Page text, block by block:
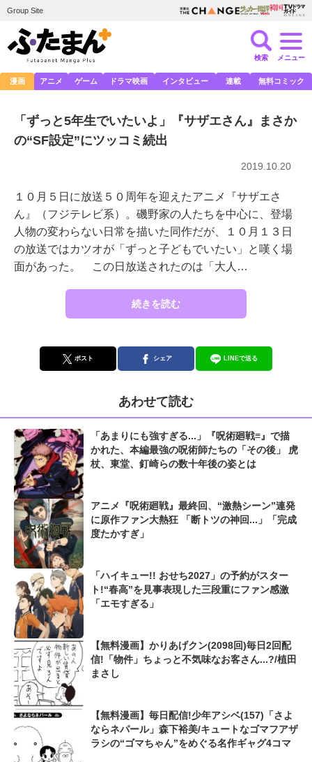
Group Site
検索 メニュー
漫画 アニメ ゲーム ドラマ映画 インタビュー 連載 無料コミック
「ずっと5年生でいたいよ」『サザエさん』まさか
の“SF設定”にツッコミ続出
2019.10.20
１０月５日に放送５０周年を迎えたアニメ『サザエさ
ん』（フジテレビ系）。磯野家の人たちを中心に、登場
人物の変わらない日常を描いた同作だが、１０月１３日
の放送ではカツオが「ずっと子どもでいたい」と嘆く場
面があった。 この日放送されたのは「大人…
続きを読む
ポスト シェア LINEで送る
あわせて読む
「あまりにも強すぎる...」『呪術廻戦≡』で描
かれた、本編最強の呪術師たちの「その後」 虎
杖、東堂、釘崎らの数十年後の姿とは
アニメ『呪術廻戦』最終回、“激熱シーン”連発
に原作ファン大熱狂 「断トツの神回...」「完成
度たかすぎ」
「ハイキュー!! おせち2027」の予約がスター
ト!“春高”を見事表現した三段重にファン感激
「エモすぎる」
【無料漫画】かりあげクン(2098回)毎日2回配
信!「物件」ちょっと不気味なお客さん...?/植田
まさし
【無料漫画】毎日配信!少年アシベ(157)「さよ
ならネパール」森下裕美/キュートなゴマフアザ
ラシの“ゴマちゃん”をめぐる名作ギャグ4コマ